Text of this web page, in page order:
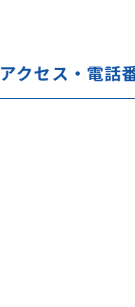
アクセス・電話